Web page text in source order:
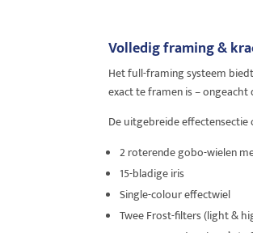
Volledig framing &
Het full-framing systeem
exact te framen is –
De uitgebreide effectensectie
2 roterende gobo-wielen
15-bladige iris
Single-colour effectwiel
Twee Frost-filters (light &